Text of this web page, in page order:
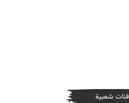
فئات شعبية